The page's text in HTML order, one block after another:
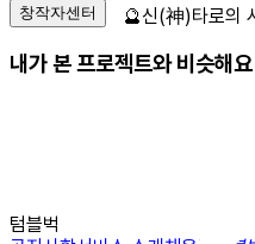
창작자센터
내가 본 프로젝트와 비슷해요
텀블벅
🔮신(神)타로의